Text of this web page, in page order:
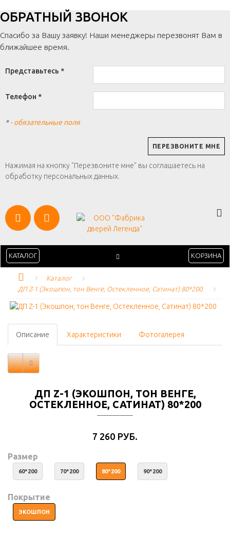
ОБРАТНЫЙ ЗВОНОК
Спасибо за Вашу заявку! Наши менеджеры перезвонят Вам в
ближайшее время.
Представьтесь *
Телефон *
*- обязательные поля
Нажимая на кнопку "Перезвоните мне" вы соглашаетесь на
обработку персональных данных.
КАТАЛОГ КОРЗИНА
Каталог
ДП Z-1 (Экошпон, тон Венге, Остекленное, Сатинат) 80*200
Описание Характеристики Фотогалерея
ДП Z-1 (ЭКОШПОН, ТОН ВЕНГЕ,
ОСТЕКЛЕННОЕ, САТИНАТ) 80*200
7 260 РУБ.
Размер
60*200 70*200 80*200 90*200
Покрытие
ЭКОШПОН